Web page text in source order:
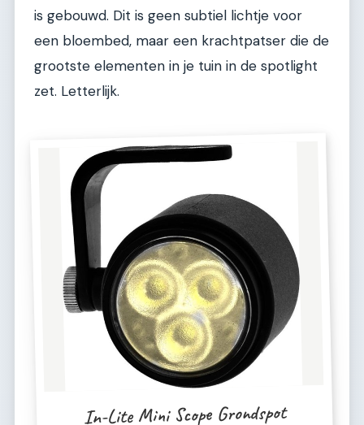
is gebouwd. Dit is geen subtiel lichtje voor
een bloembed, maar een krachtpatser die de
grootste elementen in je tuin in de spotlight
zet. Letterlijk.
In-Lite Mini Scope Grondspot